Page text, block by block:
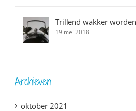
Trillend wakker worden
19 mei 2018
Archieven
oktober 2021